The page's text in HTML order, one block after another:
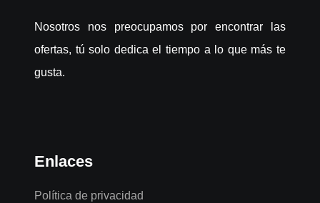
Nosotros nos preocupamos por encontrar las
ofertas, tú solo dedica el tiempo a lo que más te
gusta.
Enlaces
Política de privacidad